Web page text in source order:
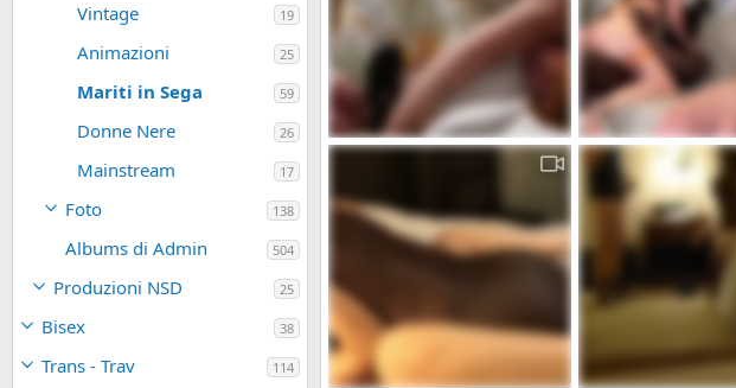
Vintage 19
Animazioni 25
Mariti in Sega 59
Donne Nere 26
Mainstream 17
Foto 138
Albums di Admin 504
Produzioni NSD 25
Bisex 38
Trans - Trav 114
marito si sega guardando la moglie con il cazzo nero
admin
Gen 29,